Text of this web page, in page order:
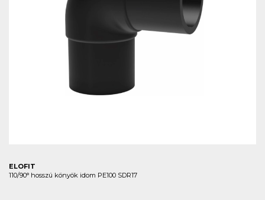
ELOFIT
110/90° hosszú könyök idom PE100 SDR17